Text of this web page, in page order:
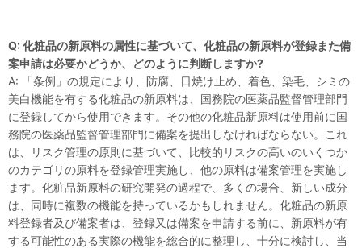
Q: 化粧品の新原料の属性に基づいて、化粧品の新原料が登録また備
案申請は必要かどうか、どのように判断しますか?
A: 「条例」の規定により、防腐、日焼け止め、着色、染毛、シミの
美白機能を有する化粧品の新原料は、国務院の医薬品監督管理部門
に登録してから使用できます。その他の化粧品新原料は使用前に国
務院の医薬品監督管理部門に備案を提出しなければならない。これ
は、リスク管理の原則に基づいて、比較的リスクの高いのいくつか
のカテゴリの原料を登録管理実施し、他の原料は備案管理を実施し
ます。化粧品新原料の研究開発の過程で、多くの場合、新しい成分
は、同時に複数の機能を持っているかもしれません。化粧品の新原
料登録者及び備案者は、登録又は備案を申請する前に、新原料が有
する可能性のある実際の機能を総合的に整理し、十分に検討し、当